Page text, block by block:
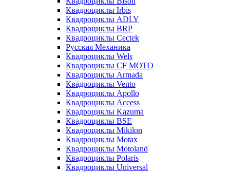
Квадроциклы Irbis
Квадроциклы ADLY
Квадроциклы BRP
Квадроциклы Cectek
Русская Механика
Квадроциклы Wels
Квадроциклы CF MOTO
Квадроциклы Armada
Квадроциклы Vento
Квадроциклы Apollo
Квадроциклы Access
Квадроциклы Kazuma
Квадроциклы BSE
Квадроциклы Mikilon
Квадроциклы Motax
Квадроциклы Motoland
Квадроциклы Polaris
Квадроциклы Universal